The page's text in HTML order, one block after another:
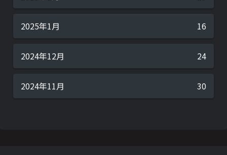
2025年1月 16
2024年12月 24
2024年11月 30